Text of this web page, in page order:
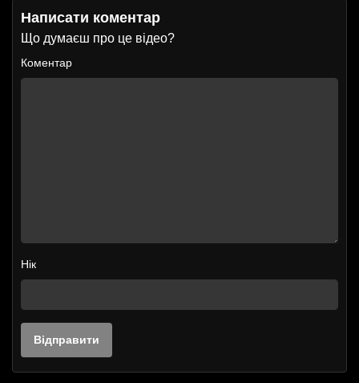
Написати коментар
Що думаєш про це відео?
Коментар
Нік